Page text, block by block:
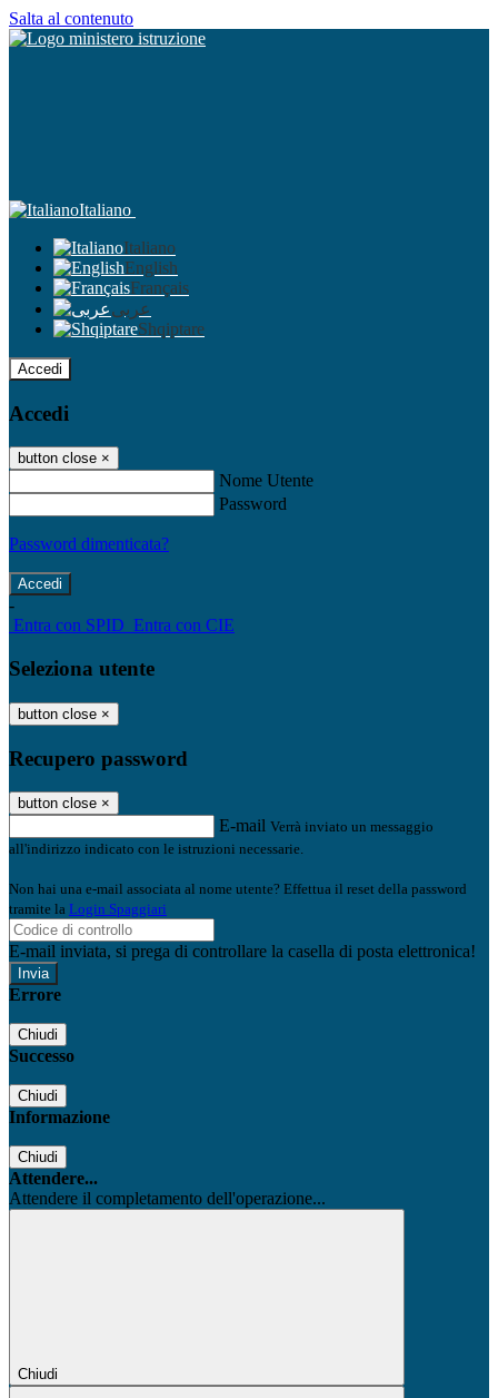
Salta al contenuto
Italiano
Italiano
English
Français
عربى
Shqiptare
Accedi
Accedi
button close ×
Nome Utente
Password
Password dimenticata?
-
Entra con SPID Entra con CIE
Seleziona utente
button close ×
Recupero password
button close ×
E-mail Verrà inviato un messaggio
all'indirizzo indicato con le istruzioni necessarie.
Non hai una e-mail associata al nome utente? Effettua il reset della password
tramite la Login Spaggiari
E-mail inviata, si prega di controllare la casella di posta elettronica!
Errore
Chiudi
Successo
Chiudi
Informazione
Chiudi
Attendere...
Attendere il completamento dell'operazione...
Chiudi